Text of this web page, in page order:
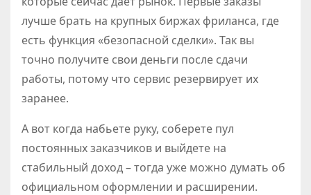
лучше брать на крупных биржах фриланса, где
есть функция «безопасной сделки». Так вы
точно получите свои деньги после сдачи
работы, потому что сервис резервирует их
заранее.
А вот когда набьете руку, соберете пул
постоянных заказчиков и выйдете на
стабильный доход – тогда уже можно думать об
официальном оформлении и расширении.